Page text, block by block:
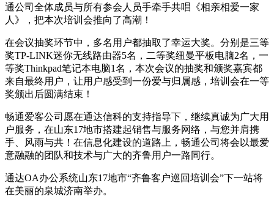
通公司全体成员与所有参会人员手牵手共唱《相亲相爱一家
人》，把本次培训会推向了高潮！
在会议抽奖环节中，多名用户都抽取了幸运大奖。分别是三等
奖TP-LINK迷你无线路由器5名，二等奖纽曼平板电脑2名，一
等奖Thinkpad笔记本电脑1名，本次会议的抽奖和颁奖嘉宾都
来自最终用户，让用户感受到一份爱与归属感，培训会在一等
奖颁出后圆满结束！
畅通爱客公司愿在通达信科的支持指导下，继续真诚为广大用
户服务，在山东17地市搭建起销售与服务网络，与您并肩携
手、风雨与共！在信息化建设的道路上，畅通公司将会以最爱
意融融的团队和技术与广大的齐鲁用户一路同行。
通达OA办公系统山东17地市“齐鲁客户巡回培训会”下一站将
在美丽的泉城济南举办。